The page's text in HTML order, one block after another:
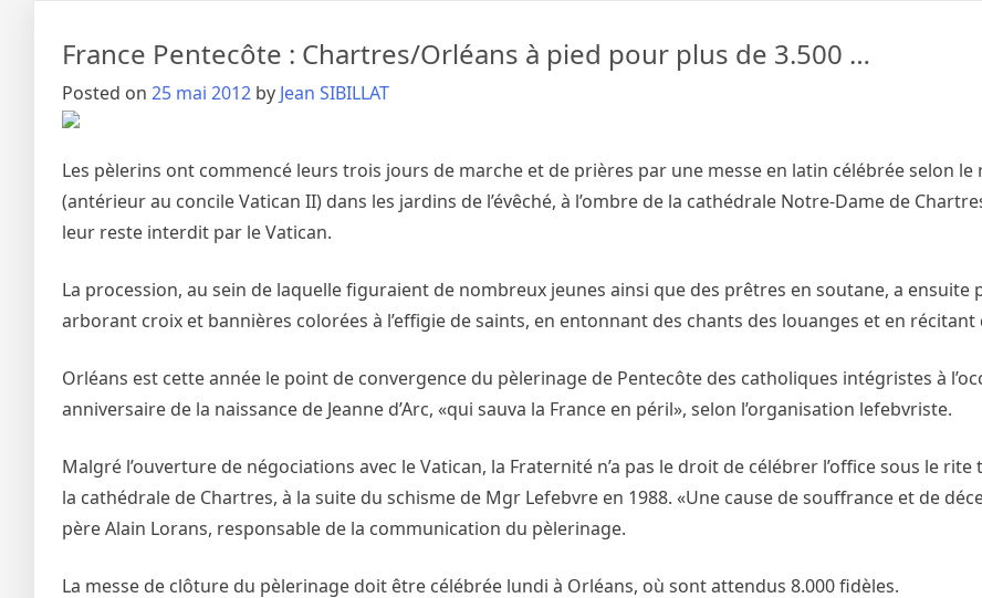
France Pentecôte : Chartres/Orléans à pied pour plus de 3.500 …
Posted on 25 mai 2012 by Jean SIBILLAT
Les pèlerins ont commencé leurs trois jours de marche et de prières par une messe en latin célébrée selon
(antérieur au concile Vatican II) dans les jardins de l’évêché, à l’ombre de la cathédrale Notre-Dame de
leur reste interdit par le Vatican.
La procession, au sein de laquelle figuraient de nombreux jeunes ainsi que des prêtres en soutane, a ensuite
arborant croix et bannières colorées à l’effigie de saints, en entonnant des chants des louanges et en récitant
Orléans est cette année le point de convergence du pèlerinage de Pentecôte des catholiques intégristes à
anniversaire de la naissance de Jeanne d’Arc, «qui sauva la France en péril», selon l’organisation lefebvriste.
Malgré l’ouverture de négociations avec le Vatican, la Fraternité n’a pas le droit de célébrer l’office sous le
la cathédrale de Chartres, à la suite du schisme de Mgr Lefebvre en 1988. «Une cause de souffrance et de
père Alain Lorans, responsable de la communication du pèlerinage.
La messe de clôture du pèlerinage doit être célébrée lundi à Orléans, où sont attendus 8.000 fidèles.